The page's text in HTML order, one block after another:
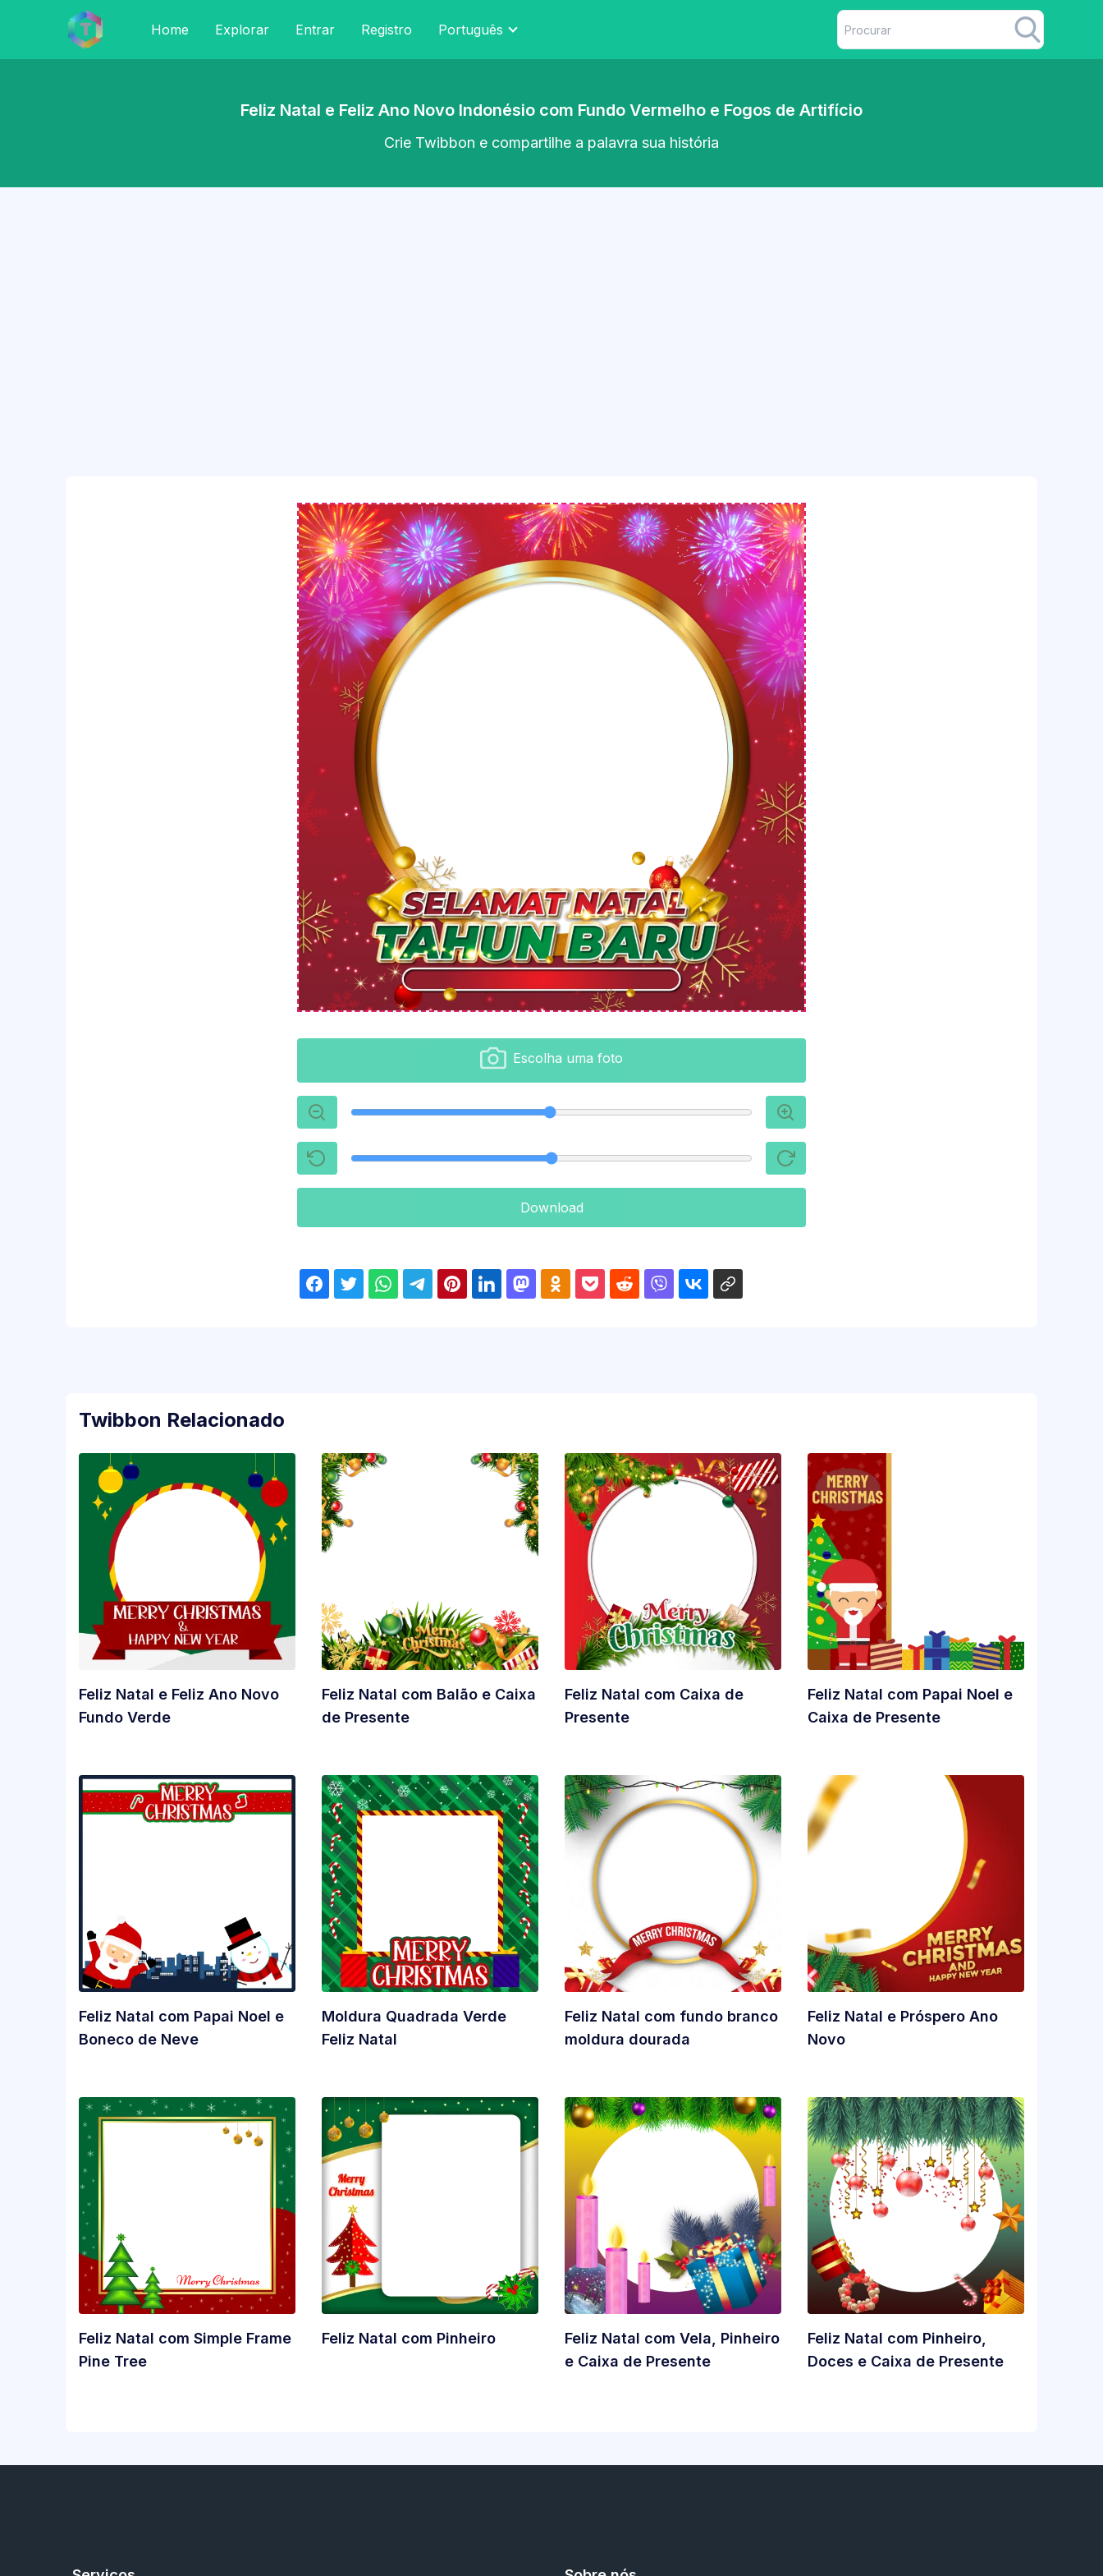
Home Explorar Entrar Registro Português
Feliz Natal e Feliz Ano Novo Indonésio com Fundo Vermelho e Fogos de Artifício
Crie Twibbon e compartilhe a palavra sua história
Escolha uma foto
Download
Twibbon Relacionado
Feliz Natal e Feliz Ano Novo
Fundo Verde
Feliz Natal com Balão e Caixa
de Presente
Feliz Natal com Caixa de
Presente
Feliz Natal com Papai Noel e
Caixa de Presente
Feliz Natal com Papai Noel e
Boneco de Neve
Moldura Quadrada Verde
Feliz Natal
Feliz Natal com fundo branco
moldura dourada
Feliz Natal e Próspero Ano
Novo
Feliz Natal com Simple Frame
Pine Tree
Feliz Natal com Pinheiro
Feliz Natal com Vela, Pinheiro
e Caixa de Presente
Feliz Natal com Pinheiro,
Doces e Caixa de Presente